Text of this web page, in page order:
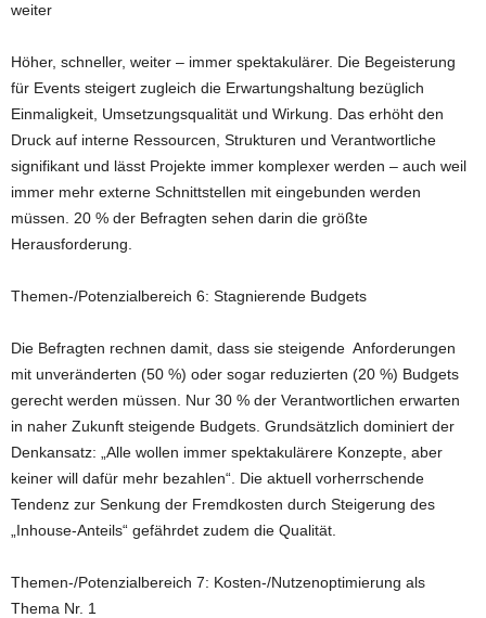
weiter
Höher, schneller, weiter – immer spektakulärer. Die Begeisterung
für Events steigert zugleich die Erwartungshaltung bezüglich
Einmaligkeit, Umsetzungsqualität und Wirkung. Das erhöht den
Druck auf interne Ressourcen, Strukturen und Verantwortliche
signifikant und lässt Projekte immer komplexer werden – auch weil
immer mehr externe Schnittstellen mit eingebunden werden
müssen. 20 % der Befragten sehen darin die größte
Herausforderung.
Themen-/Potenzialbereich 6: Stagnierende Budgets
Die Befragten rechnen damit, dass sie steigende Anforderungen
mit unveränderten (50 %) oder sogar reduzierten (20 %) Budgets
gerecht werden müssen. Nur 30 % der Verantwortlichen erwarten
in naher Zukunft steigende Budgets. Grundsätzlich dominiert der
Denkansatz: „Alle wollen immer spektakulärere Konzepte, aber
keiner will dafür mehr bezahlen“. Die aktuell vorherrschende
Tendenz zur Senkung der Fremdkosten durch Steigerung des
„Inhouse-Anteils“ gefährdet zudem die Qualität.
Themen-/Potenzialbereich 7: Kosten-/Nutzenoptimierung als
Thema Nr. 1